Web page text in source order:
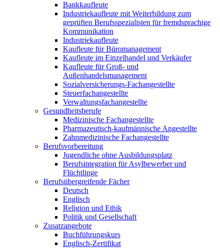
Bankkaufleute
Industriekaufleute mit Weiterbildung zum
geprüften Berufsspezialisten für fremdsprachige
Kommunikation
Industriekaufleute
Kaufleute für Büromanagement
Kaufleute im Einzelhandel und Verkäufer
Kaufleute für Groß- und
Außenhandelsmanagement
Sozialversicherungs-Fachangestellte
Steuerfachangestellte
Verwaltungsfachangestellte
Gesundheitsberufe
Medizinische Fachangestellte
Pharmazeutisch-kaufmännische Angestellte
Zahnmedizinische Fachangestellte
Berufsvorbereitung
Jugendliche ohne Ausbildungsplatz
Berufsintegration für Asylbewerber und
Flüchtlinge
Berufsübergreifende Fächer
Deutsch
Englisch
Religion und Ethik
Politik und Gesellschaft
Zusatzangebote
Buchführungskurs
Englisch-Zertifikat